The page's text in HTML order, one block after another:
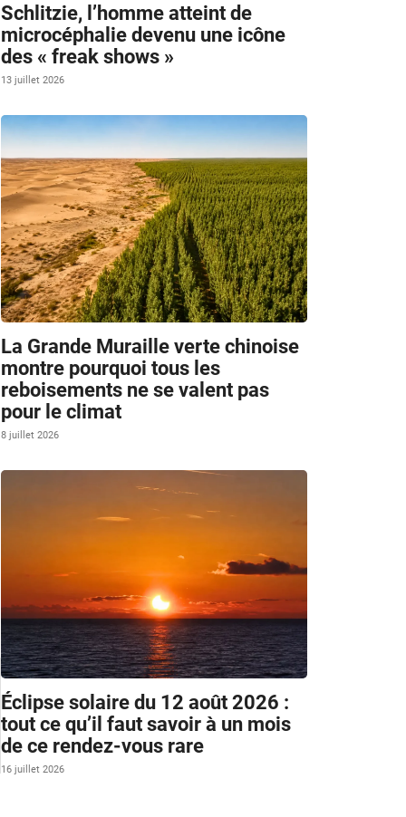
Schlitzie, l’homme atteint de
microcéphalie devenu une icône
des « freak shows »
13 juillet 2026
La Grande Muraille verte chinoise
montre pourquoi tous les
reboisements ne se valent pas
pour le climat
8 juillet 2026
Éclipse solaire du 12 août 2026 :
tout ce qu’il faut savoir à un mois
de ce rendez-vous rare
16 juillet 2026